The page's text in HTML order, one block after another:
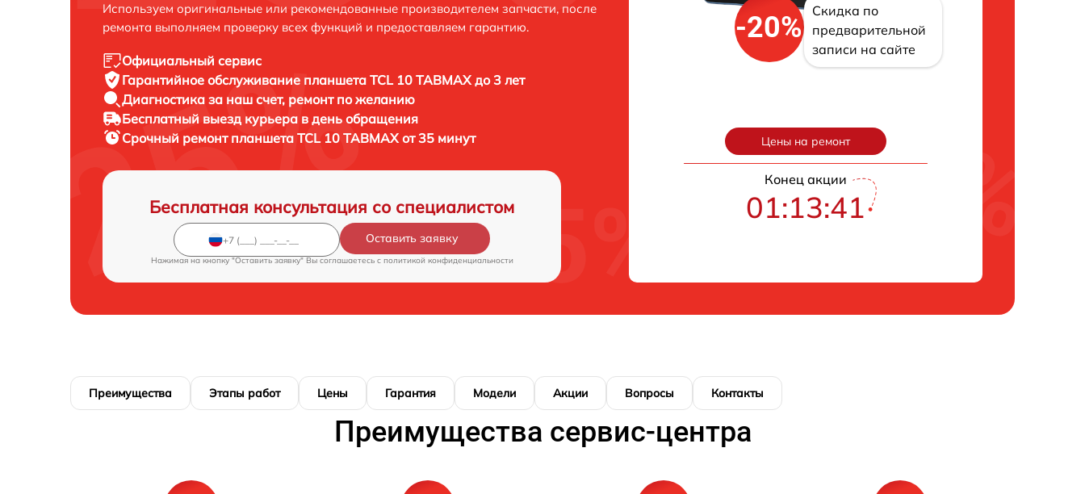
Используем оригинальные или рекомендованные производителем запчасти, после
ремонта выполняем проверку всех функций и предоставляем гарантию.
Официальный сервис
Гарантийное обслуживание планшета TCL 10 TABMAX до 3 лет
Диагностика за наш счет, ремонт по желанию
Бесплатный выезд курьера в день обращения
Срочный ремонт планшета TCL 10 TABMAX от 35 минут
Бесплатная консультация со специалистом
Оставить заявку
Нажимая на кнопку "Оставить заявку" Вы соглашаетесь c политикой конфиденциальности
-20%
Скидка по
предварительной
записи на сайте
Цены на ремонт
Конец акции
01:13:40
Преимущества Этапы работ Цены Гарантия Модели Акции Вопросы Контакты
Преимущества сервис-центра